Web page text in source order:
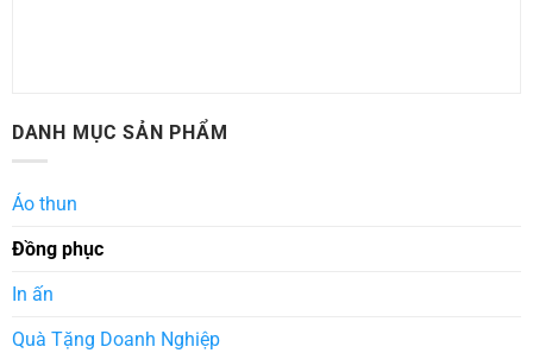
DANH MỤC SẢN PHẨM
Áo thun
Đồng phục
In ấn
Quà Tặng Doanh Nghiệp